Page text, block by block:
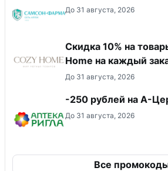
До 31 августа, 2026
Скидка 10% на
Home на каждый
До 31 августа, 2026
-250 рублей на А-
До 31 августа, 2026
Все